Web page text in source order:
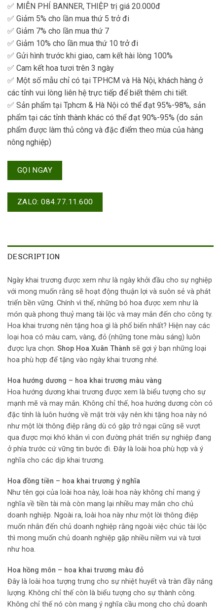
✅ MIỄN PHÍ BANNER, THIỆP trị giá 20.000đ
✅ Giảm 5% cho lần mua thứ 5 trở đi
✅ Giảm 7% cho lần mua thứ 7
✅ Giảm 10% cho lần mua thứ 10 trở đi
✅ Gửi hình trước khi giao, cam kết hài lòng 100%
✅ Cam kết hoa tươi trên 3 ngày
✅ Một số mẫu chỉ có tại TPHCM và Hà Nội, khách hàng ở
các tỉnh vui lòng liên hệ trực tiếp để biết thêm chi tiết.
✅ Sản phẩm tại Tphcm & Hà Nội có thể đạt 95%-98%, sản
phẩm tại các tỉnh thành khác có thể đạt 90%-95% (do sản
phẩm được làm thủ công và đặc điểm theo mùa của hàng
nông nghiệp)
GỌI NGAY
ZALO: 084.77.11.600
DESCRIPTION
Ngày khai trương được xem như là ngày khởi đầu cho sự nghiệp
với mong muốn rằng sẽ hoạt động thuận lợi và suôn sẻ và phát
triển bền vững. Chính vì thế, những bó hoa được xem như là
món quà phong thuỷ mang tài lộc và may mắn đến cho công ty.
Hoa khai trương nên tặng hoa gì là phổ biến nhất? Hiện nay các
loại hoa có màu cam, vàng, đỏ (những tone màu sáng) luôn
được lựa chọn. Shop Hoa Xuân Thành sẽ gợi ý bạn những loại
hoa phù hợp để tặng vào ngày khai trương nhé.
Hoa hướng dương – hoa khai trương màu vàng
Hoa hướng dương khai trương được xem là biểu tượng cho sự
mạnh mẽ và may mắn. Không chỉ thế, hoa hướng dương còn có
đặc tính là luôn hướng về mặt trời vậy nên khi tặng hoa này nó
như một lời thông điệp rằng dù có gặp trở ngại cũng sẽ vượt
qua được mọi khó khăn vì con đường phát triển sự nghiệp đang
ở phía trước cứ vững tin bước đi. Đây là loài hoa phù hợp và ý
nghĩa cho các dịp khai trương.
Hoa đồng tiền – hoa khai trương ý nghĩa
Như tên gọi của loài hoa này, loài hoa này không chỉ mang ý
nghĩa về tiền tài mà còn mang lại nhiều may mắn cho chủ
doanh nghiệp. Ngoài ra, loài hoa này như một lời thông điệp
muốn nhắn đến chủ doanh nghiệp rằng ngoài việc chúc tài lộc
thì mong muốn chủ doanh nghiệp gặp nhiều niềm vui và tươi
như hoa.
Hoa hồng môn – hoa khai trương màu đỏ
Đây là loài hoa tượng trưng cho sự nhiệt huyết và tràn đầy năng
lượng. Không chỉ thế còn là biểu tượng cho sự thành công.
Không chỉ thế nó còn mang ý nghĩa cầu mong cho chủ doanh